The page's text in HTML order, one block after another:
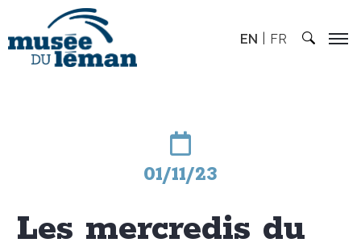
FR
EN
01/11/23
Les mercredis du